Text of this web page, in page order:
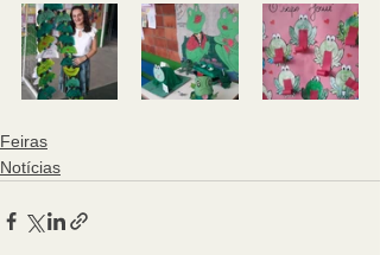
Feiras
Notícias